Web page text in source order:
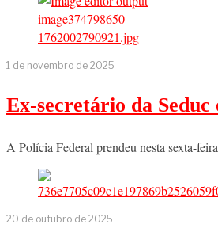
1 de novembro de 2025
Ex-secretário da Seduc
A Polícia Federal prendeu nesta sexta-
20 de outubro de 2025